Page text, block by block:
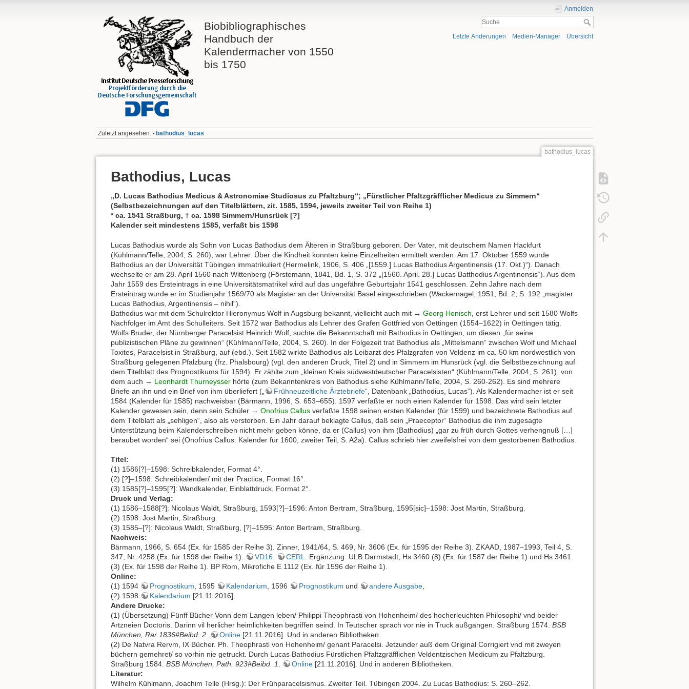
Biobibliographisches
Handbuch der
Kalendermacher von 1550
bis 1750
Anmelden
Letzte Änderungen Medien-Manager Übersicht
Zuletzt angesehen: • bathodius_lucas
bathodius_lucas
Bathodius, Lucas
„D. Lucas Bathodius Medicus & Astronomiae Studiosus zu Pfaltzburg“; „Fürstlicher Pfaltzgräfflicher Medicus zu Simmern“
(Selbstbezeichnungen auf den Titelblättern, zit. 1585, 1594, jeweils zweiter Teil von Reihe 1)
* ca. 1541 Straßburg, † ca. 1598 Simmern/Hunsrück [?]
Kalender seit mindestens 1585, verfaßt bis 1598
Lucas Bathodius wurde als Sohn von Lucas Bathodius dem Älteren in Straßburg geboren. Der Vater, mit deutschem Namen Hackfurt
(Kühlmann/Telle, 2004, S. 260), war Lehrer. Über die Kindheit konnten keine Einzelheiten ermittelt werden. Am 17. Oktober 1559 wurde
Bathodius an der Universität Tübingen immatrikuliert (Hermelink, 1906, S. 406 „[1559.] Lucas Bathodius Argentinensis (17. Okt.)“). Danach
wechselte er am 28. April 1560 nach Wittenberg (Förstemann, 1841, Bd. 1, S. 372 „[1560. April. 28.] Lucas Batthodius Argentinensis“). Aus dem
Jahr 1559 des Ersteintrags in eine Universitätsmatrikel wird auf das ungefähre Geburtsjahr 1541 geschlossen. Zehn Jahre nach dem
Ersteintrag wurde er im Studienjahr 1569/70 als Magister an der Universität Basel eingeschrieben (Wackernagel, 1951, Bd. 2, S. 192 „magister
Lucas Bathodius, Argentinensis – nihil“).
Bathodius war mit dem Schulrektor Hieronymus Wolf in Augsburg bekannt, vielleicht auch mit → Georg Henisch , erst Lehrer und seit 1580 Wolfs
Nachfolger im Amt des Schulleiters. Seit 1572 war Bathodius als Lehrer des Grafen Gottfried von Oettingen (1554–1622) in Oettingen tätig.
Wolfs Bruder, der Nürnberger Paracelsist Heinrich Wolf, suchte die Bekanntschaft mit Bathodius in Oettingen, um diesen „für seine
publizistischen Pläne zu gewinnen“ (Kühlmann/Telle, 2004, S. 260). In der Folgezeit trat Bathodius als „Mittelsmann“ zwischen Wolf und Michael
Toxites, Paracelsist in Straßburg, auf (ebd.). Seit 1582 wirkte Bathodius als Leibarzt des Pfalzgrafen von Veldenz im ca. 50 km nordwestlich von
Straßburg gelegenen Pfalzburg (frz. Phalsbourg) (vgl. den anderen Druck, Titel 2) und in Simmern im Hunsrück (vgl. die Selbstbezeichnung auf
dem Titelblatt des Prognostikums für 1594). Er zählte zum „kleinen Kreis südwestdeutscher Paracelsisten“ (Kühlmann/Telle, 2004, S. 261), von
dem auch → Leonhardt Thurneysser hörte (zum Bekanntenkreis von Bathodius siehe Kühlmann/Telle, 2004, S. 260-262). Es sind mehrere
Briefe an ihn und ein Brief von ihm überliefert („
Frühneuzeitliche Ärztebriefe“, Datenbank „Bathodius, Lucas“). Als Kalendermacher ist er seit
1584 (Kalender für 1585) nachweisbar (Bärmann, 1996, S. 653–655). 1597 verfaßte er noch einen Kalender für 1598. Das wird sein letzter
Kalender gewesen sein, denn sein Schüler → Onofrius Callus verfaßte 1598 seinen ersten Kalender (für 1599) und bezeichnete Bathodius auf
dem Titelblatt als „sehligen“, also als verstorben. Ein Jahr darauf beklagte Callus, daß sein „Praeceptor“ Bathodius die ihm zugesagte
Unterstützung beim Kalenderschreiben nicht mehr geben könne, da er (Callus) von ihm (Bathodius) „gar zu früh durch Gottes verhengnuß […]
beraubet worden“ sei (Onofrius Callus: Kalender für 1600, zweiter Teil, S. A2a). Callus schrieb hier zweifelsfrei von dem gestorbenen Bathodius.
Titel:
(1) 1586[?]–1598: Schreibkalender, Format 4°.
(2) [?]–1598: Schreibkalender/ mit der Practica, Format 16°.
(3) 1585[?]–1595[?]: Wandkalender, Einblattdruck, Format 2°.
Druck und Verlag:
(1) 1586–1588[?]: Nicolaus Waldt, Straßburg, 1593[?]–1596: Anton Bertram, Straßburg, 1595[sic]–1598: Jost Martin, Straßburg.
(2) 1598: Jost Martin, Straßburg.
(3) 1585–[?]: Nicolaus Waldt, Straßburg, [?]–1595: Anton Bertram, Straßburg.
Nachweis:
Bärmann, 1966, S. 654 (Ex. für 1585 der Reihe 3). Zinner, 1941/64, S. 469, Nr. 3606 (Ex. für 1595 der Reihe 3). ZKAAD, 1987–1993, Teil 4, S.
347, Nr. 4258 (Ex. für 1598 der Reihe 1).
VD16. CERL. Ergänzung: ULB Darmstadt, Hs 3460 (8) (Ex. für 1587 der Reihe 1) und Hs 3461
(3) (Ex. für 1598 der Reihe 1). BP Rom, Mikrofiche E 1112 (Ex. für 1596 der Reihe 1).
Online:
(1) 1594
Prognostikum, 1595 Kalendarium, 1596 Prognostikum und andere Ausgabe,
(2) 1598
Kalendarium [21.11.2016].
Andere Drucke:
(1) (Übersetzung) Fünff Bücher Vonn dem Langen leben/ Philippi Theophrasti von Hohenheim/ des hocherleuchten Philosophi/ vnd beider
Artzneien Doctoris. Darinn vil herlicher heimlichkeiten begriffen seind. In Teutscher sprach vor nie in Truck außgangen. Straßburg 1574. BSB
München, Rar 1836#Beibd. 2. Online [21.11.2016]. Und in anderen Bibliotheken.
(2) De Natvra Rervm, IX Bücher. Ph. Theophrasti von Hohenheim/ genant Paracelsi. Jetzunder auß dem Original Corrigiert vnd mit zweyen
büchern gemehret/ so vorhin nie getruckt. Durch Lucas Bathodius Fürstlichen Pfaltzgräfflichen Veldentzischen Medicum zu Pfaltzburg.
Straßburg 1584. BSB München, Path. 923#Beibd. 1. Online [21.11.2016]. Und in anderen Bibliotheken.
Literatur:
Wilhelm Kühlmann, Joachim Telle (Hrsg.): Der Frühparacelsismus. Zweiter Teil. Tübingen 2004. Zu Lucas Bathodius: S. 260–262.